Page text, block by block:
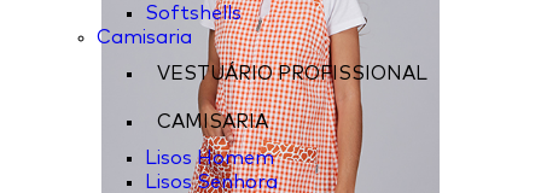
Softshells
Camisaria
VESTUÁRIO PROFISSIONAL
CAMISARIA
Lisos Homem
Lisos Senhora